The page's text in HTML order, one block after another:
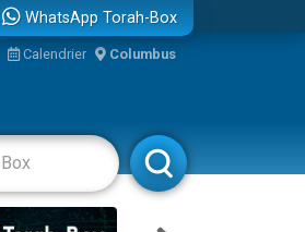
WhatsApp Torah-Box
Calendrier Columbus
Rabbanim